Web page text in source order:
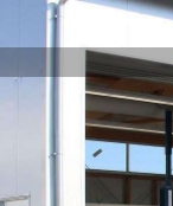
slider1